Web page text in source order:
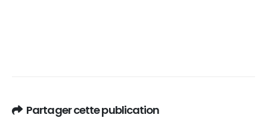
Partager cette publication